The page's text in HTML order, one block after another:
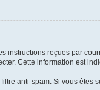
instructions reçues par
Cette information est
anti-spam. Si vous êtes